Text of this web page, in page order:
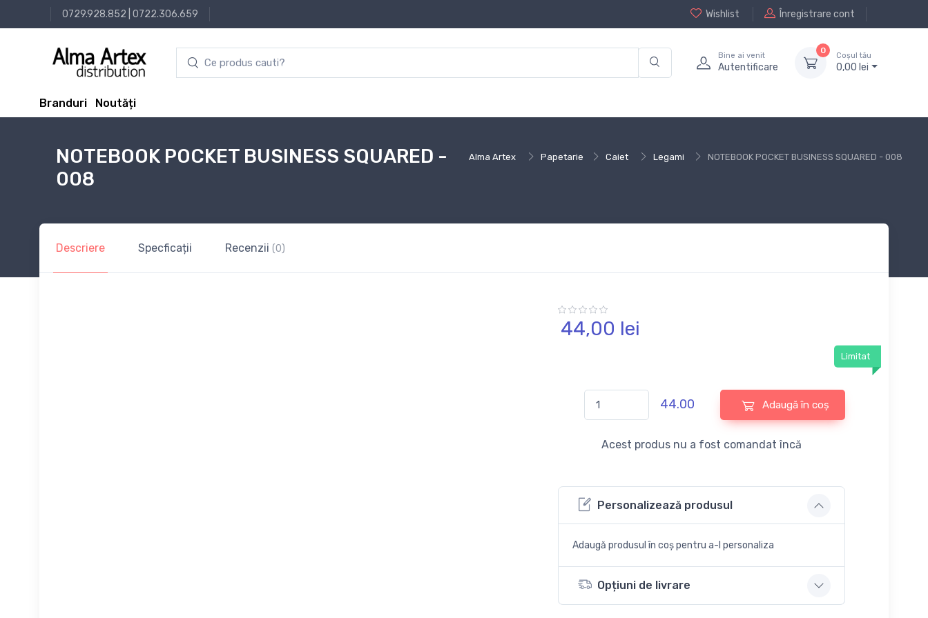
0729.928.852 0722.306.659 Wishlist Înregistrare cont
Bine ai venit
Autentificare
0
Coșul tău
0,00 lei
Branduri Noutăți
Alma Artex Papetarie Caiet Legami NOTEBOOK POCKET BUSINESS SQUARED - 008
NOTEBOOK POCKET BUSINESS SQUARED -
008
Descriere Specficații Recenzii (0)
44,00 lei
Limitat
44.00 Adaugă în coș
Acest produs nu a fost comandat încă
Personalizează produsul
Adaugă produsul în coș pentru a-l personaliza
Opțiuni de livrare